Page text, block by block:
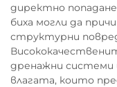
директно
биха могли да
структурни
дренажни системи
влагата, които